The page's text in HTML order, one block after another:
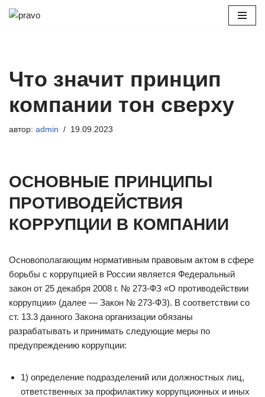
Что значит принцип
компании тон сверху
автор: admin 19.09.2023
ОСНОВНЫЕ ПРИНЦИПЫ
ПРОТИВОДЕЙСТВИЯ
КОРРУПЦИИ В КОМПАНИИ
Основополагающим нормативным правовым актом в сфере
борьбы с коррупцией в России является Федеральный
закон от 25 декабря 2008 г. № 273-ФЗ «О противодействии
коррупции» (далее — Закон № 273-ФЗ). В соответствии со
ст. 13.3 данного Закона организации обязаны
разрабатывать и принимать следующие меры по
предупреждению коррупции:
1) определение подразделений или должностных лиц,
ответственных за профилактику коррупционных и иных